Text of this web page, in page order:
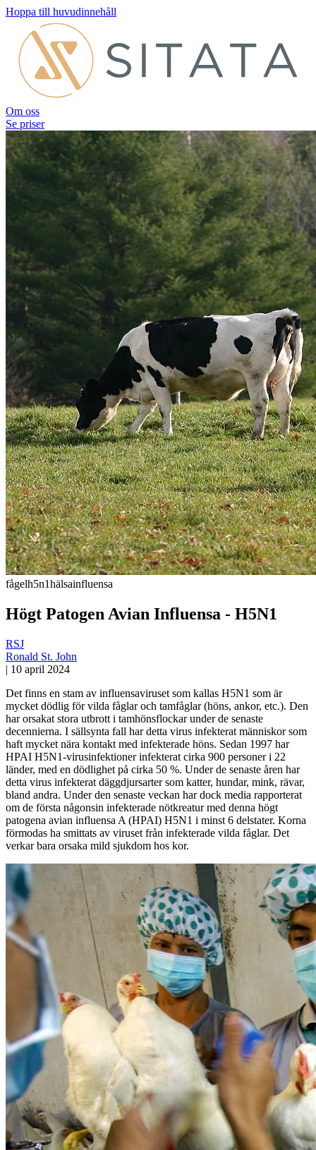
Hoppa till huvudinnehåll
Om oss
Se priser
fågelh5n1hälsainfluensa
Högt Patogen Avian Influensa - H5N1
RSJ
Ronald St. John
| 10 april 2024
Det finns en stam av influensaviruset som kallas H5N1 som är
mycket dödlig för vilda fåglar och tamfåglar (höns, ankor, etc.). Den
har orsakat stora utbrott i tamhönsflockar under de senaste
decennierna. I sällsynta fall har detta virus infekterat människor som
haft mycket nära kontakt med infekterade höns. Sedan 1997 har
HPAI H5N1-virusinfektioner infekterat cirka 900 personer i 22
länder, med en dödlighet på cirka 50 %. Under de senaste åren har
detta virus infekterat däggdjursarter som katter, hundar, mink, rävar,
bland andra. Under den senaste veckan har dock media rapporterat
om de första någonsin infekterade nötkreatur med denna högt
patogena avian influensa A (HPAI) H5N1 i minst 6 delstater. Korna
förmodas ha smittats av viruset från infekterade vilda fåglar. Det
verkar bara orsaka mild sjukdom hos kor.